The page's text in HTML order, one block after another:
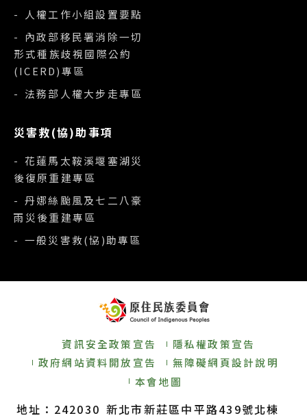
- 人權工作小組設置要點
- 內政部移民署消除一切
形式種族歧視國際公約
(ICERD)專區
- 法務部人權大步走專區
災害救(協)助事項
- 花蓮馬太鞍溪堰塞湖災
後復原重建專區
- 丹娜絲颱風及七二八豪
雨災後重建專區
- 一般災害救(協)助專區
資訊安全政策宣告
隱私權政策宣告
政府網站資料開放宣告
無障礙網頁設計說明
本會地圖
地址：242030 新北市新莊區中平路439號北棟